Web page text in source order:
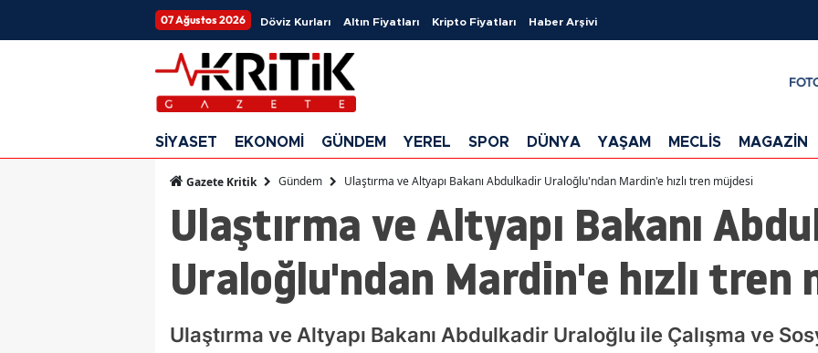
07 Ağustos 2026 Döviz Kurları Altın Fiyatları Kripto Fiyatları Haber Arşivi
SİYASET EKONOMİ GÜNDEM YEREL SPOR DÜNYA YAŞAM MECLİS MAGAZİN
Gazete Kritik Gündem Ulaştırma ve Altyapı Bakanı Abdulkadir Uraloğlu'ndan Mardin'e hızlı tren müjdesi
Ulaştırma ve Altyapı Bakanı
Uraloğlu'ndan Mardin'e hızlı tren
Ulaştırma ve Altyapı Bakanı Abdulkadir Uraloğlu ile Çalışma ve